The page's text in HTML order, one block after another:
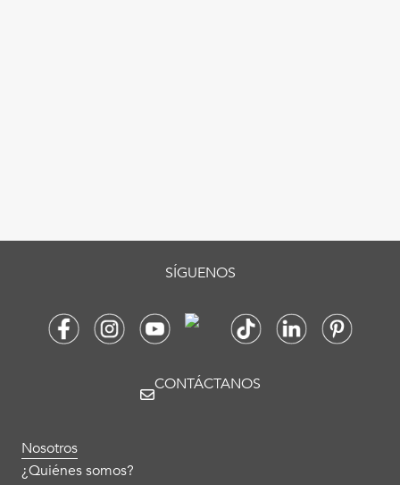
Nosotros
¿Quiénes somos?
SÍGUENOS
CONTÁCTANOS